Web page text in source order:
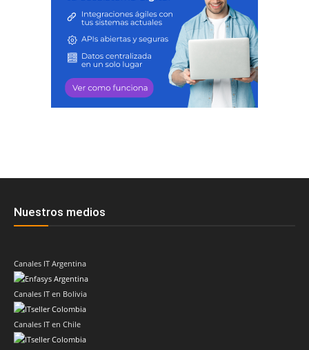
Nuestros medios
Canales IT Argentina
Canales IT en Bolivia
Canales IT en Chile